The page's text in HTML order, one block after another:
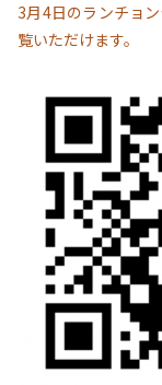
3月4日のランチョ
覧いただけます。